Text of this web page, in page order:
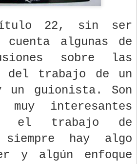
22, sin ser
cuenta algunas de
sobre las
del trabajo de un
un guionista. Son
muy interesantes
el trabajo de
siempre hay algo
y algún enfoque